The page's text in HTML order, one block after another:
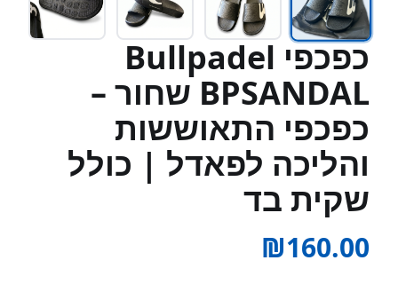
כפכפי Bullpadel
BPSANDAL שחור –
כפכפי התאוששות
והליכה לפאדל | כולל
שקית בד
₪160.00